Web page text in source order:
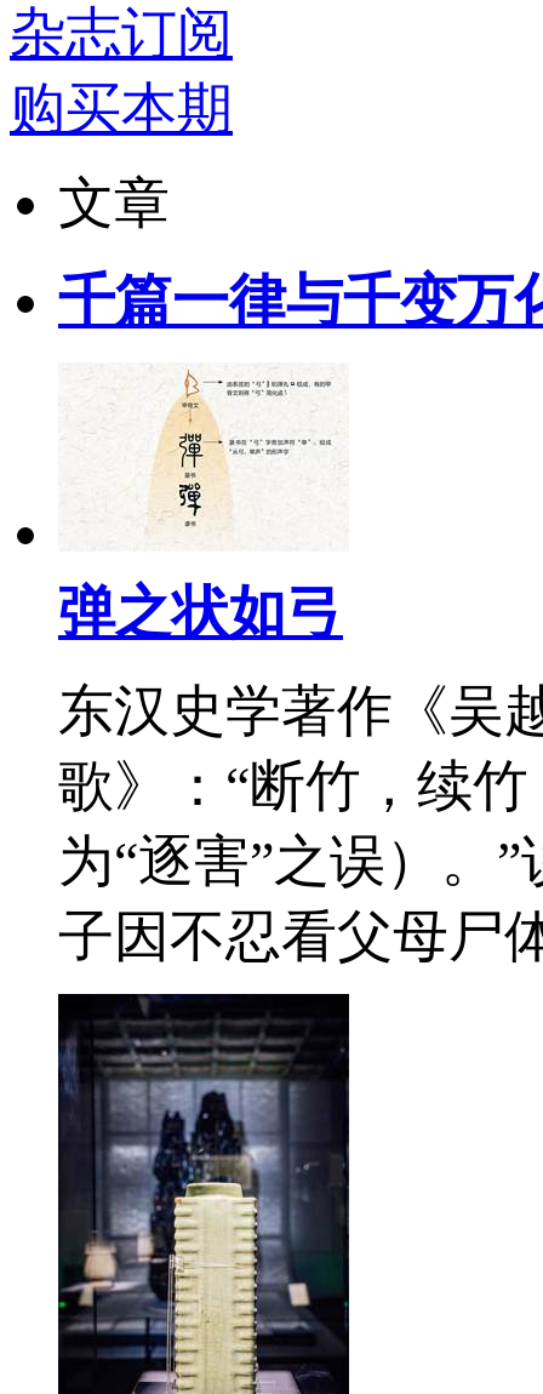
杂志订阅
购买本期
文章
千篇一律与千变万
弹之状如弓
东汉史学著作《吴
歌》：“断竹，续
为“逐害”之误）。
子因不忍看父母